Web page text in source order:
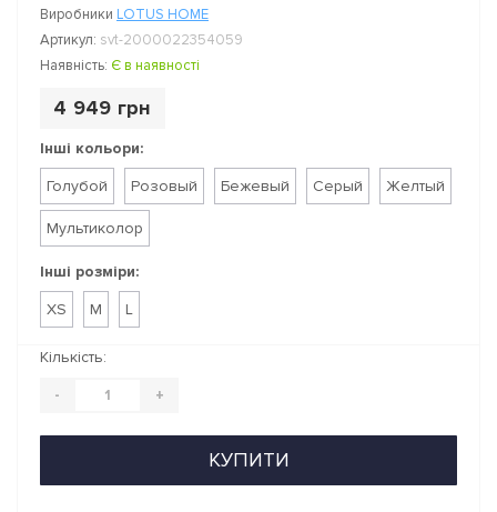
Виробники LOTUS HOME
Артикул: svt-2000022354059
Наявність: Є в наявності
4 949 грн
Інші кольори:
Голубой
Розовый Бежевый Серый Желтый
Мультиколор
Інші розміри:
XS
M L
Кількість:
- +
КУПИТИ